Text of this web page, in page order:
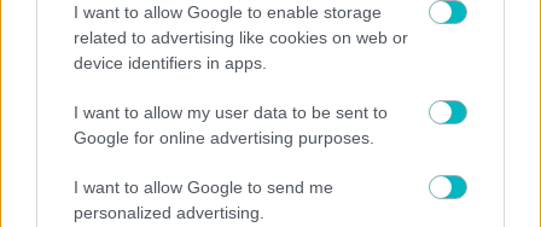
I want to allow Google to enable storage
related to advertising like cookies on web or
device identifiers in apps.
I want to allow my user data to be sent to
Google for online advertising purposes.
I want to allow Google to send me
personalized advertising.
ΠΟΔΟΣΦΑΙΡΟ ΑΕΚ
Την Πέμπτη η ανακοίνωση για Βιτάλις!